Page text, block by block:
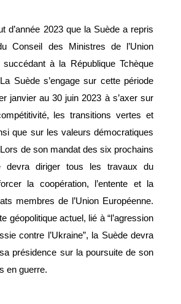
d’année 2023 que la Suède a repris
Conseil des Ministres de l’Union
succédant à la République Tchèque
Suède s’engage sur cette période
janvier au 30 juin 2023 à s’axer sur
les transitions vertes et
que sur les valeurs démocratiques
Lors de son mandat des six prochains
devra diriger tous les travaux du
la coopération, l’entente et la
membres de l’Union Européenne.
géopolitique actuel, lié à “l’agression
contre l’Ukraine”, la Suède devra
présidence sur la poursuite de son
en guerre.